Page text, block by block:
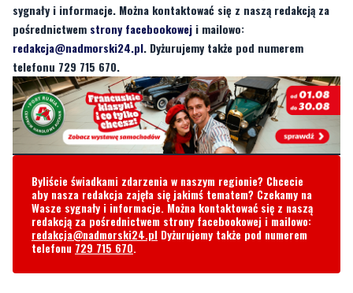
sygnały i informacje. Można kontaktować się z naszą redakcją za
pośrednictwem strony facebookowej i mailowo:
redakcja@nadmorski24.pl. Dyżurujemy także pod numerem
telefonu 729 715 670.
Byliście świadkami zdarzenia w naszym regionie? Chcecie
aby nasza redakcja zajęła się jakimś tematem? Czekamy na
Wasze sygnały i informacje. Można kontaktować się z naszą
redakcją za pośrednictwem strony facebookowej i mailowo:
redakcja@nadmorski24.pl Dyżurujemy także pod numerem
telefonu 729 715 670.